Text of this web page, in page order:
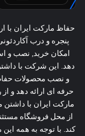
حفاظ مارکت ایران با
پنجره و درب
امکان خرید, نصب و
دهد. این شرکت با
و نصب محصولات
حرفه ای ارائه دهد و
مارکت ایران با
از محل فروشگاه
کند. با توجه به همه